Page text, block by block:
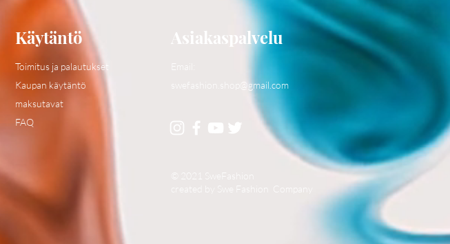
Käytäntö
Toimitus ja palautukset
Kaupan käytäntö
maksutavat
FAQ
Asiakaspalvelu
Email:
swefashion.shop@gmail.com
© 2021 SweFashion
created by Swe Fashion Company